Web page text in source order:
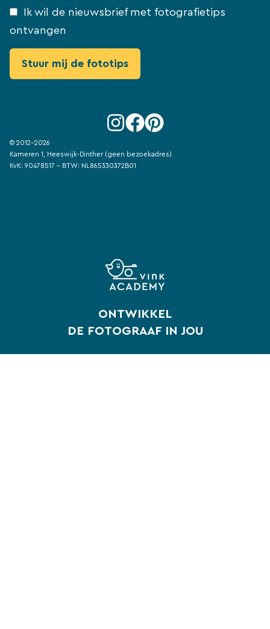
Ik wil de nieuwsbrief met fotografietips
ontvangen
© 2012-2026
Kameren 1, Heeswijk-Dinther (geen bezoekadres)
KvK: 90478517 - BTW: NL865330372B01
ONTWIKKEL
DE FOTOGRAAF IN JOU